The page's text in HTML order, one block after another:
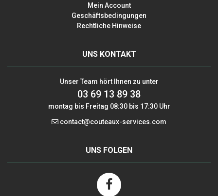
Mein Account
Geschäftsbedingungen
Rechtliche Hinweise
UNS KONTAKT
Unser Team hört Ihnen zu unter
03 69 13 89 38
montag bis Freitag 08:30 bis 17:30 Uhr
contact@couteaux-services.com
UNS FOLGEN